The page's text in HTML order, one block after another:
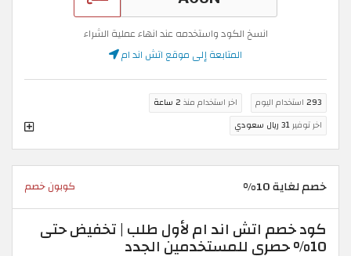
انسخ الكود واستخدمه عند انهاء عملية الشراء
المتابعة إلى موقع اتش اند ام
293 استخدام اليوم اخر استخدام منذ 2 ساعة
اخر توفير31 ريال سعودي
خصم لغاية 10% كوبون خصم
كود خصم اتش اند ام لأول طلب | تخفيض حتى
10% حصري للمستخدمين الجدد